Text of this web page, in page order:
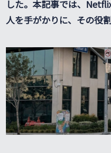
した。本記事では、
人を手がかりに、その役